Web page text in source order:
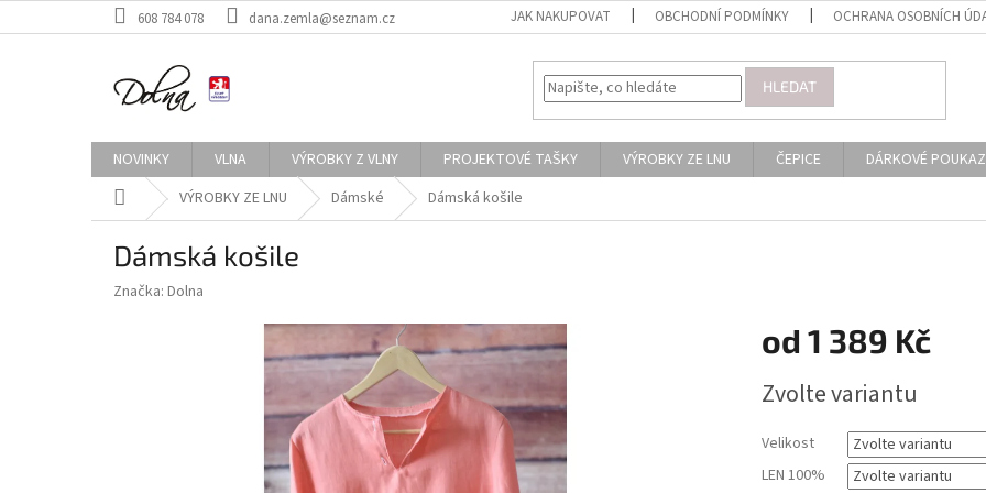
na
608 784 078 dana.zemla@seznam.cz JAK NAKUPOVAT OBCHODNÍ PODMÍNKY OCHRANA OSOBNÍCH
HLEDAT
NOVINKY VLNA VÝROBKY Z VLNY PROJEKTOVÉ TAŠKY VÝROBKY ZE LNU ČEPICE DÁRKOVÉ
Domů VÝROBKY ZE LNU Dámské Dámská košile
Dámská košile
Značka: Dolna
od 1 389 Kč
cena:
Zvolte variantu
Velikost
LEN 100%